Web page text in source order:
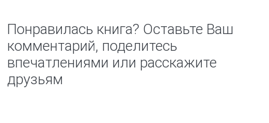
Понравилась книга? Оставьте Ваш
комментарий, поделитесь
впечатлениями или расскажите
друзьям